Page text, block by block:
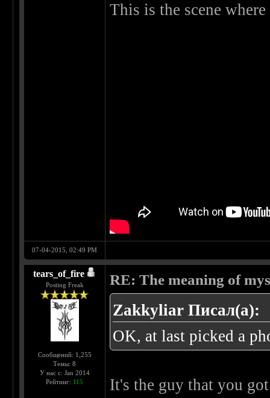
This is the scene
07-04-2015, 02:49 PM
tears_of_fire
Posting Freak
Сообщений: 1,255
Темы: 8
У нас с: Jan 2014
Рейтинг: 115
RE: The meaning of
Zakkyliar Писал(а):
OK, at last picked a
It's the guy that you